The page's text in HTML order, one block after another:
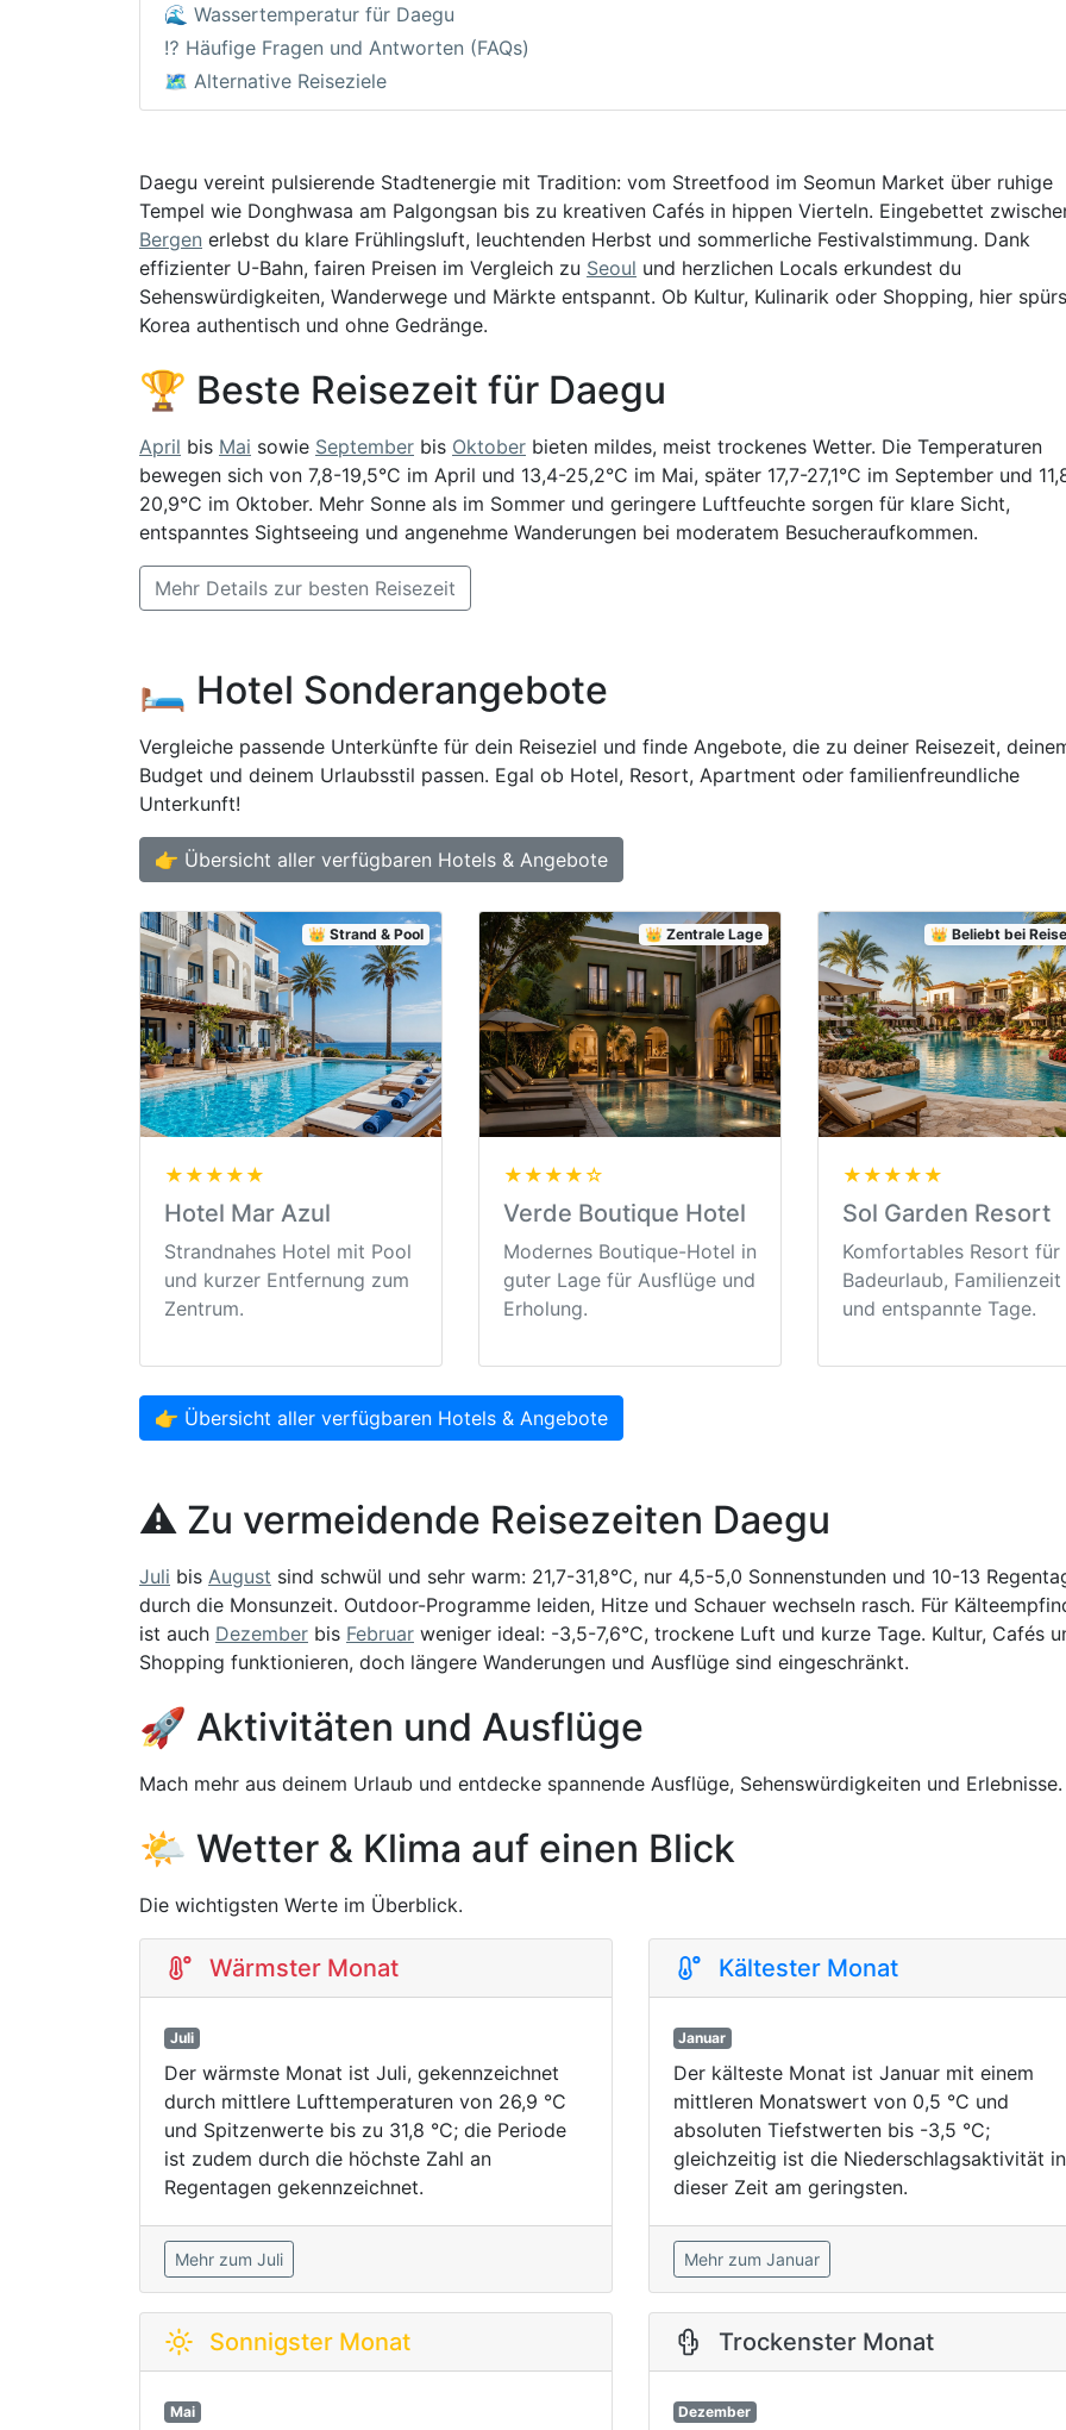
🌊 Wassertemperatur für Daegu
⁉️ Häufige Fragen und Antworten (FAQs)
🗺️ Alternative Reiseziele
Daegu vereint pulsierende Stadtenergie mit Tradition: vom Streetfood im Seomun Market über ruhige
Tempel wie Donghwasa am Palgongsan bis zu kreativen Cafés in hippen Vierteln. Eingebettet
Bergen erlebst du klare Frühlingsluft, leuchtenden Herbst und sommerliche Festivalstimmung. Dank
effizienter U-Bahn, fairen Preisen im Vergleich zu Seoul und herzlichen Locals erkundest du
Sehenswürdigkeiten, Wanderwege und Märkte entspannt. Ob Kultur, Kulinarik oder Shopping, hier
Korea authentisch und ohne Gedränge.
🏆 Beste Reisezeit für Daegu
April bis Mai sowie September bis Oktober bieten mildes, meist trockenes Wetter. Die Temperaturen
bewegen sich von 7,8-19,5°C im April und 13,4-25,2°C im Mai, später 17,7-27,1°C im September und
20,9°C im Oktober. Mehr Sonne als im Sommer und geringere Luftfeuchte sorgen für klare Sicht,
entspanntes Sightseeing und angenehme Wanderungen bei moderatem Besucheraufkommen.
Mehr Details zur besten Reisezeit
🛏️ Hotel Sonderangebote
Vergleiche passende Unterkünfte für dein Reiseziel und finde Angebote, die zu deiner Reisezeit,
Budget und deinem Urlaubsstil passen. Egal ob Hotel, Resort, Apartment oder familienfreundliche
Unterkunft!
👉 Übersicht aller verfügbaren Hotels & Angebote
👑 Strand & Pool
★★★★★
Hotel Mar Azul
Strandnahes Hotel mit Pool
und kurzer Entfernung zum
Zentrum.
👑 Zentrale Lage
★★★★☆
Verde Boutique Hotel
Modernes Boutique-Hotel in
guter Lage für Ausflüge und
Erholung.
👑 Beliebt bei
★★★★★
Sol Garden Resort
Komfortables Resort für
Badeurlaub, Familienzeit
und entspannte Tage.
👉 Übersicht aller verfügbaren Hotels & Angebote
⚠️ Zu vermeidende Reisezeiten Daegu
Juli bis August sind schwül und sehr warm: 21,7-31,8°C, nur 4,5-5,0 Sonnenstunden und 10-13
durch die Monsunzeit. Outdoor-Programme leiden, Hitze und Schauer wechseln rasch. Für
ist auch Dezember bis Februar weniger ideal: -3,5-7,6°C, trockene Luft und kurze Tage. Kultur, Cafés
Shopping funktionieren, doch längere Wanderungen und Ausflüge sind eingeschränkt.
🚀 Aktivitäten und Ausflüge
Mach mehr aus deinem Urlaub und entdecke spannende Ausflüge, Sehenswürdigkeiten und Erlebnisse.
🌤️ Wetter & Klima auf einen Blick
Die wichtigsten Werte im Überblick.
Wärmster Monat
Juli
Der wärmste Monat ist Juli, gekennzeichnet
durch mittlere Lufttemperaturen von 26,9 °C
und Spitzenwerte bis zu 31,8 °C; die Periode
ist zudem durch die höchste Zahl an
Regentagen gekennzeichnet.
Mehr zum Juli
Kältester Monat
Januar
Der kälteste Monat ist Januar mit einem
mittleren Monatswert von 0,5 °C und
absoluten Tiefstwerten bis -3,5 °C;
gleichzeitig ist die Niederschlagsaktivität in
dieser Zeit am geringsten.
Mehr zum Januar
Sonnigster Monat
Mai
Trockenster Monat
Dezember